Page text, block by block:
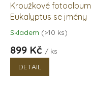
Kroužkové fotoalbum
Eukalyptus se jmény
Průměrné
produktu
5,0
Skladem (>10 ks)
899 Kč / ks
DETAIL